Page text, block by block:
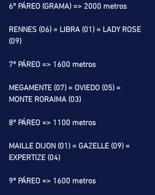
6º PÁREO (GRAMA) => 2000 metros
RENNES (06) = LIBRA (01) = LADY ROSE
(09)
7º PÁREO => 1600 metros
MEGAMENTE (07) = OVIEDO (05) =
MONTE RORAIMA (03)
8º PÁREO => 1100 metros
MAILLE DIJON (01) = GAZELLE (09) =
EXPERTIZE (04)
9º PÁREO => 1600 metros